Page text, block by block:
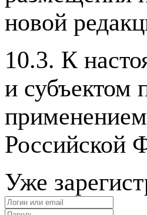
новой
10.3. К
и субъектом
Российской
Уже